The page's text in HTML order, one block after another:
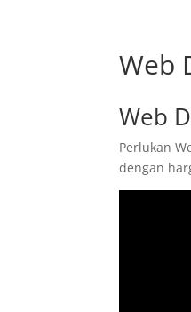
Web
Web
Perlukan
dengan